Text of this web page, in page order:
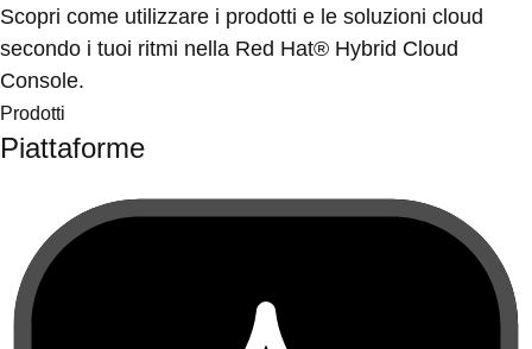
Scopri come utilizzare i prodotti e le soluzioni cloud
secondo i tuoi ritmi nella Red Hat® Hybrid Cloud
Console.
Prodotti
Piattaforme